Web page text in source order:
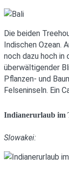
Die beiden
Indischen Ozean.
noch dazu hoch
überwältigender
Pflanzen- und
Felseninseln. Ein
Indianerurlaub im
Slowakei: